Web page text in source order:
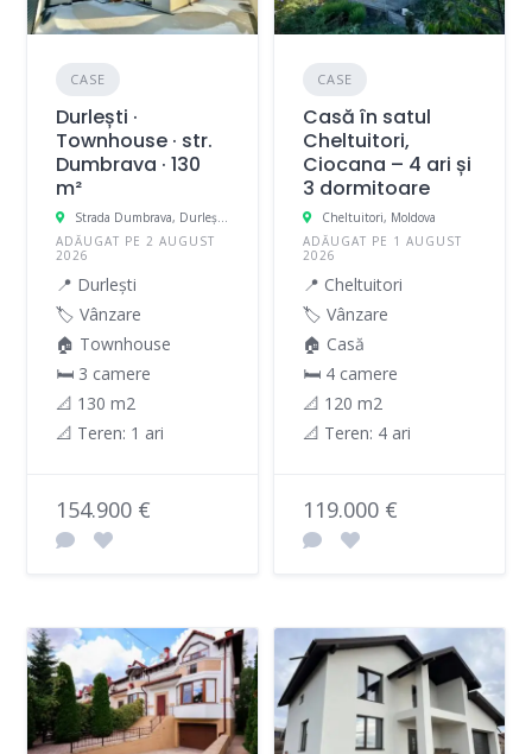
CASE
Durlești ·
Townhouse · str.
Dumbrava · 130
m²
ADĂUGAT PE 2 AUGUST
2026
📍 Durlești
🏷️ Vânzare
🏠 Townhouse
🛏 3 camere
📐 130 m2
📐 Teren: 1 ari
154.900 €
CASE
Casă în satul
Cheltuitori,
Ciocana – 4 ari și
3 dormitoare
Cheltuitori, Moldova
ADĂUGAT PE 1 AUGUST
2026
📍 Cheltuitori
🏷️ Vânzare
🏠 Casă
🛏 4 camere
📐 120 m2
📐 Teren: 4 ari
119.000 €